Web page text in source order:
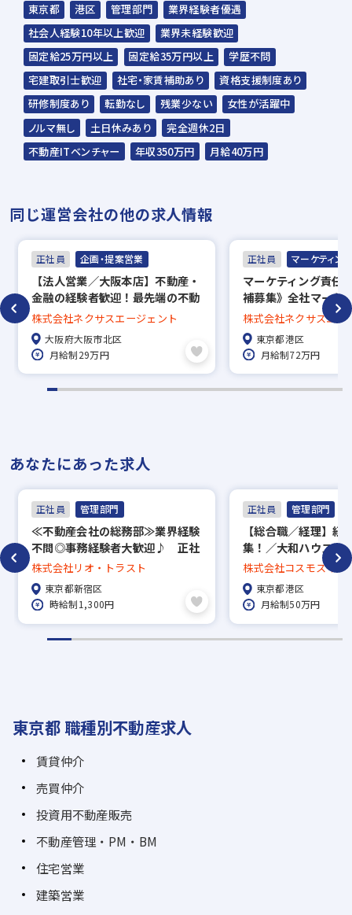
☆入社時期は相談に応じます。現在、在職中
の方も積極的にご応募ください。
☆応募の秘密は厳守いたします。
東京都 港区 管理部門
業界経験者優遇
社会人経験10年以上歓迎
業界未経験歓迎
固定給25万円以上
固定給35万円以上
学歴不問
宅建取引士歓迎
社宅・家賃補助あり
資格支援制度あり
研修制度あり
転勤なし 残業少ない
女性が活躍中
ノルマ無し
土日休みあり
完全週休2日
不動産ITベンチャー
年収350万円 月給40万円
同じ運営会社の他の求人情報
正社員 企画・提案営業
【法⼈営業／⼤阪本店】不動産‧
⾦融の経験者歓迎！最先端の不動
産DXシステムを武器に市場を動
かす営業職
株式会社ネクサスエージェント
大阪府大阪市北区
月給制29万円
正社員 マーケティング
マーケティング責任
補募集》全社マーケ
統括/上流戦略と組
年で売上⾼200億円超
株式会社ネクサスエー
東京都港区
月給制72万円
あなたにあった求人
正社員 管理部門
≪不動産会社の総務部≫業界経験
不問◎事務経験者大歓迎♪ 正社
員・パート・学生バイト・業務委
託等契約形態はご希望に応じて相
談乗れます！
株式会社リオ・トラスト
東京都新宿区
時給制1,300円
正社員 管理部門
【総合職／経理】経
集！／大和ハウスG
実◎
株式会社コスモスイニ
東京都港区
月給制50万円
東京都 職種別不動産求人
賃貸仲介
売買仲介
投資用不動産販売
不動産管理・PM・BM
住宅営業
建築営業